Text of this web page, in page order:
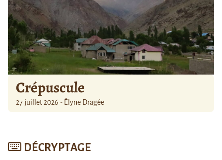
Crépuscule
27 juillet 2026 - Élyne Dragée
DÉCRYPTAGE